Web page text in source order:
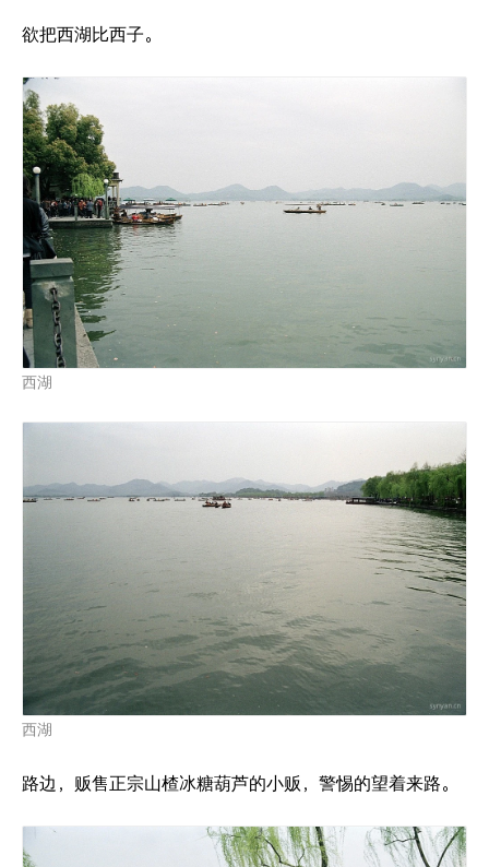
欲把西湖比西子。
西湖
西湖
路边，贩售正宗山楂冰糖葫芦的小贩，警惕的望着来路。